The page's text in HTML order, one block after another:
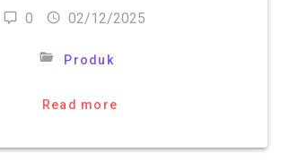
0 02/12/2025
Produk
Read more